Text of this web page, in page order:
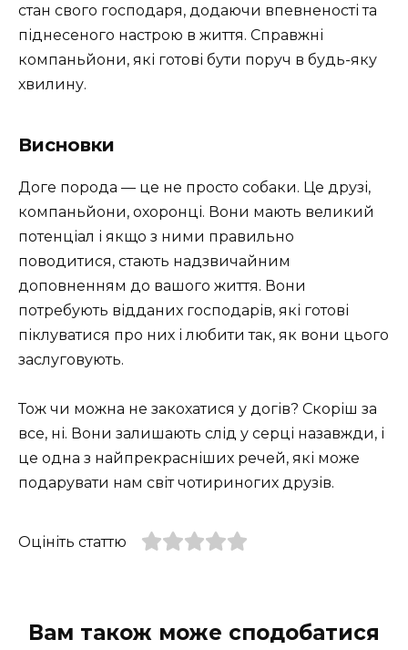
стан свого господаря, додаючи впевненості та
піднесеного настрою в життя. Справжні
компаньйони, які готові бути поруч в будь-яку
хвилину.
Висновки
Доге порода — це не просто собаки. Це друзі,
компаньйони, охоронці. Вони мають великий
потенціал і якщо з ними правильно
поводитися, стають надзвичайним
доповненням до вашого життя. Вони
потребують відданих господарів, які готові
піклуватися про них і любити так, як вони цього
заслуговують.
Тож чи можна не закохатися у догів? Скоріш за
все, ні. Вони залишають слід у серці назавжди, і
це одна з найпрекрасніших речей, які може
подарувати нам світ чотириногих друзів.
Оцініть статтю
Вам також може сподобатися